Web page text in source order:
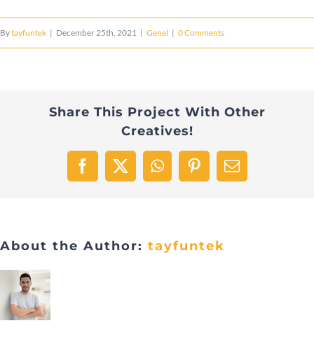
Bytayfuntek | December 25th, 2021 | Genel | 0 Comments
Share This Project With Other
Creatives!
Facebook
X WhatsAppPinterestEmail
About the Author: tayfuntek